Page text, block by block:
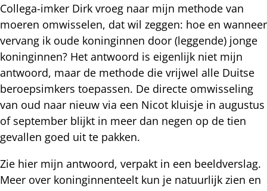
Collega-imker Dirk vroeg naar mijn methode van
moeren omwisselen, dat wil zeggen: hoe en wanneer
vervang ik oude koninginnen door (leggende) jonge
koninginnen? Het antwoord is eigenlijk niet mijn
antwoord, maar de methode die vrijwel alle Duitse
beroepsimkers toepassen. De directe omwisseling
van oud naar nieuw via een Nicot kluisje in augustus
of september blijkt in meer dan negen op de tien
gevallen goed uit te pakken.
Zie hier mijn antwoord, verpakt in een beeldverslag.
Meer over koninginnenteelt kun je natuurlijk zien en